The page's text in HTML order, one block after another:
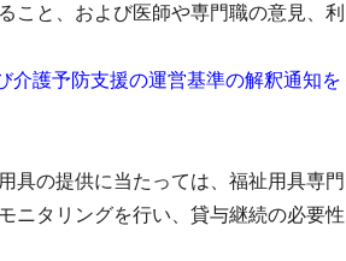
こと、および医師や専門職の意見、利
護予防支援の運営基準の解釈通知を
具の提供に当たっては、福祉用具専門
ニタリングを行い、貸与継続の必要性